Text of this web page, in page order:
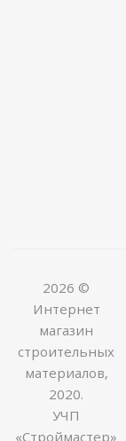
2026 ©
Интернет
магазин
строительных
материалов,
2020.
УЧП
«Строймастер»